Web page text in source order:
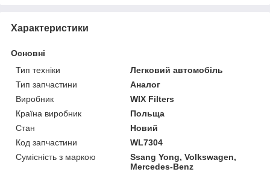
Характеристики
Основні
Тип техніки
Легковий автомобіль
Тип запчастини
Аналог
Виробник
WIX Filters
Країна виробник
Польща
Стан
Новий
Код запчастини
WL7304
Сумісність з маркою
Ssang Yong, Volkswagen,
Mercedes-Benz